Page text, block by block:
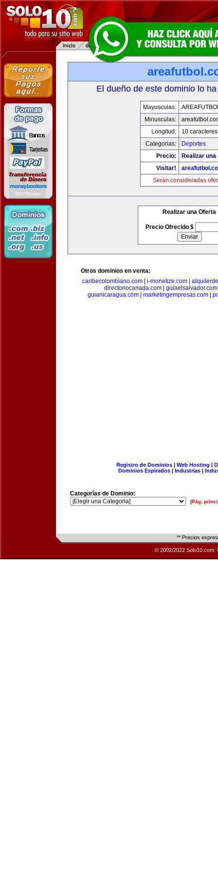
El dueño de este dominio lo
Mayusculas:
Minusculas:
Longitud:
10 caracteres
Categorias:
Deportes
Precio:
Realizar
Visitar!
Serán consideradas
Realizar una Oferta
Precio Ofrecido $
Otros dominios en venta:
caribecolombiano.com
i-monetize.com
directoriocanada.com
guiaelsalvador.com
guianicaragua.com
marketingempresas.com
Registro de Dominios| Web Hosting |
Dominios Expirados | Industrias |
Categorías de Dominio:
[Pág.
** Precios
© 2002/2022 Solo10.com